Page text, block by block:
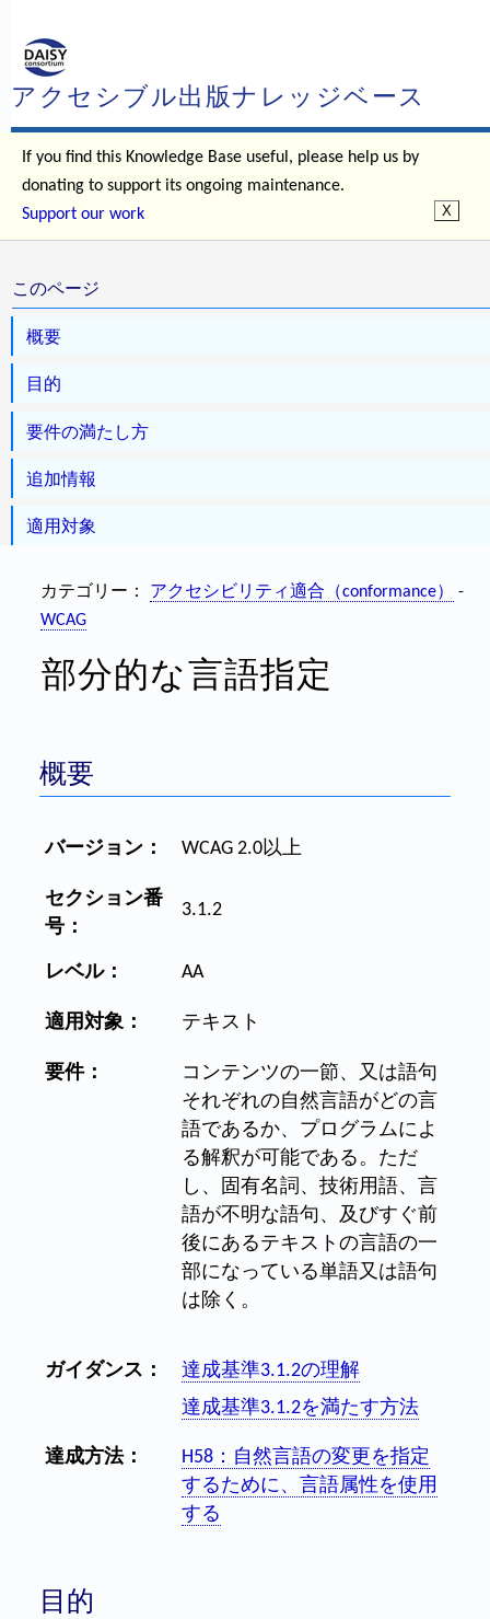
アクセシブル出版ナレッジベース
If you find this Knowledge Base useful, please help us by
donating to support its ongoing maintenance.
Support our work
このページ
概要
目的
要件の満たし方
追加情報
適用対象
カテゴリー： アクセシビリティ適合（conformance）
-
WCAG
部分的な言語指定
概要
バージョン： WCAG 2.0以上
セクション番
号：
3.1.2
レベル： AA
適用対象： テキスト
要件：
コンテンツの一節、又は語句
それぞれの自然言語がどの言
語であるか、プログラムによ
る解釈が可能である。ただ
し、固有名詞、技術用語、言
語が不明な語句、及びすぐ前
後にあるテキストの言語の一
部になっている単語又は語句
は除く。
ガイダンス：
達成基準3.1.2の理解
達成基準3.1.2を満たす方法
達成方法：
H58：自然言語の変更を指定
するために、言語属性を使用
する
目的